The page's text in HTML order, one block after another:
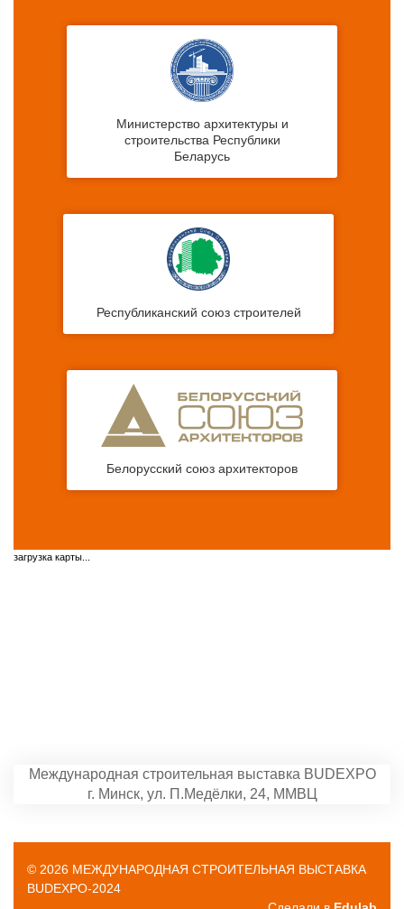
Министерство архитектуры и
строительства Республики
Беларусь
Республиканский союз строителей
Белорусский союз архитекторов
загрузка карты...
Международная строительная выставка BUDEXPO
г. Минск, ул. П.Медёлки, 24, ММВЦ
© 2026 МЕЖДУНАРОДНАЯ СТРОИТЕЛЬНАЯ ВЫСТАВКА
BUDEXPO-2024